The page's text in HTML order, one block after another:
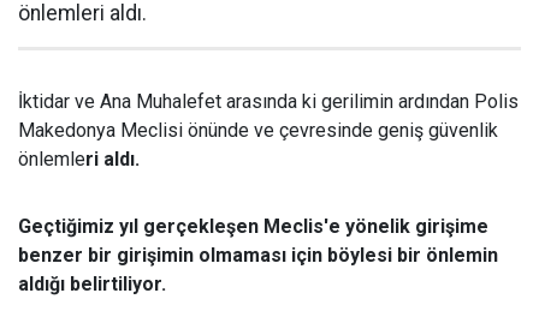
önlemleri aldı.
İktidar ve Ana Muhalefet arasında ki gerilimin ardından Polis
Makedonya Meclisi önünde ve çevresinde geniş güvenlik
önlemleri aldı.
Geçtiğimiz yıl gerçekleşen Meclis'e yönelik girişime
benzer bir girişimin olmaması için böylesi bir önlemin
aldığı belirtiliyor.